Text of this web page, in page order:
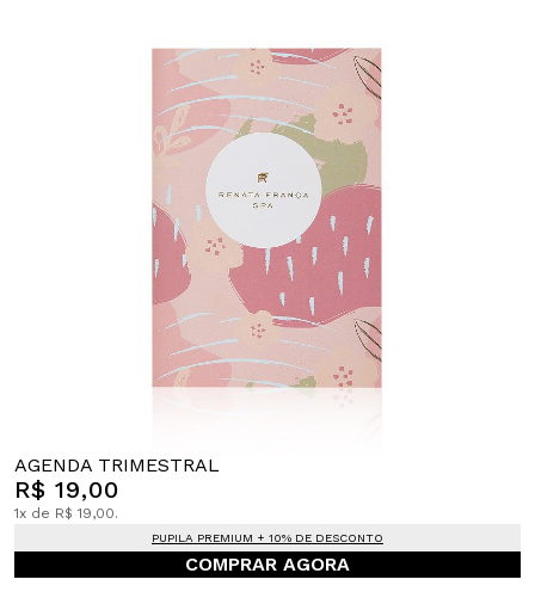
AGENDA TRIMESTRAL
R$ 19,00
1x de R$ 19,00.
PUPILA PREMIUM + 10% DE DESCONTO
COMPRAR AGORA